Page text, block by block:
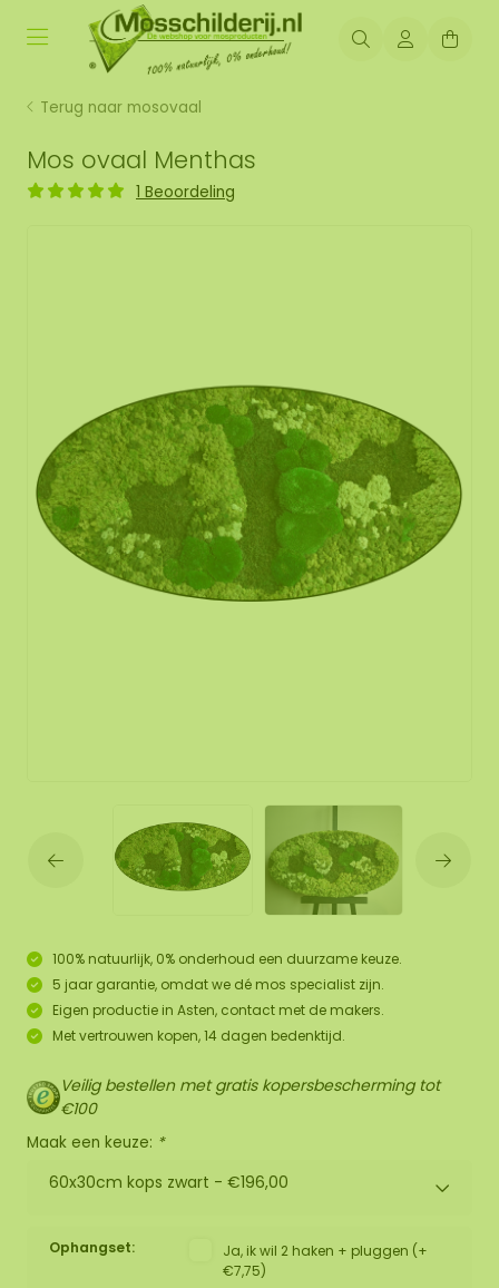
Terug naar mosovaal
Mos ovaal Menthas
1 Beoordeling
100% natuurlijk, 0% onderhoud een duurzame keuze.
5 jaar garantie, omdat we dé mos specialist zijn.
Eigen productie in Asten, contact met de makers.
Met vertrouwen kopen, 14 dagen bedenktijd.
Veilig bestellen met gratis kopersbescherming tot
€100
Maak een keuze: *
60x30cm kops zwart - €196,00
Ophangset:
Ja, ik wil 2 haken + pluggen (+
€7,75)